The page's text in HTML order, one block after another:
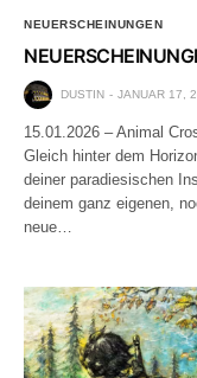
NEUERSCHEINUNGEN
DUSTIN JANUAR 17,
15.01.2026 – Animal
Gleich hinter dem
deiner paradiesischen
deinem ganz eigenen,
neue…